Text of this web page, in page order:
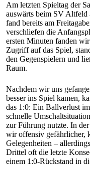
Am letzten Spieltag der
auswärts beim SV Altfeld
fand bereits am
verschliefen die
ersten Minuten fanden
Zugriff auf das Spiel,
den Gegenspielern und
Raum.
Nachdem wir uns
besser ins Spiel kamen,
das 1:0: Ein Ballverlust
schnelle
zur Führung nutzte. In
wir offensiv gefährlicher,
Gelegenheiten –
Drittel oft die letzte
einem 1:0-Rückstand in